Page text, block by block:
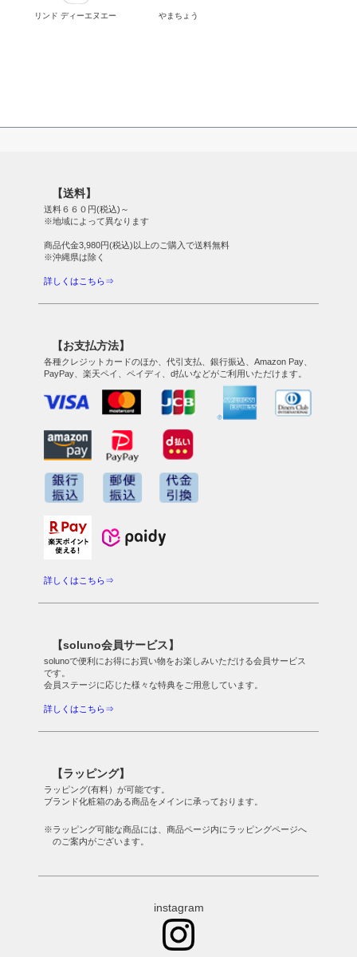
リンド ディーエヌエー やまちょう
【送料】
送料６６０円(税込)～
※地域によって異なります
商品代金3,980円(税込)以上のご購入で送料無料
※沖縄県は除く
詳しくはこちら⇒
【お支払方法】
各種クレジットカードのほか、代引支払、銀行振込、Amazon Pay、
PayPay、楽天ペイ、ペイディ、d払いなどがご利用いただけます。
詳しくはこちら⇒
【soluno会員サービス】
solunoで便利にお得にお買い物をお楽しみいただける会員サービス
です。
会員ステージに応じた様々な特典をご用意しています。
詳しくはこちら⇒
【ラッピング】
ラッピング(有料）が可能です。
ブランド化粧箱のある商品をメインに承っております。
※ラッピング可能な商品には、商品ページ内にラッピングページへ
のご案内がございます。
instagram